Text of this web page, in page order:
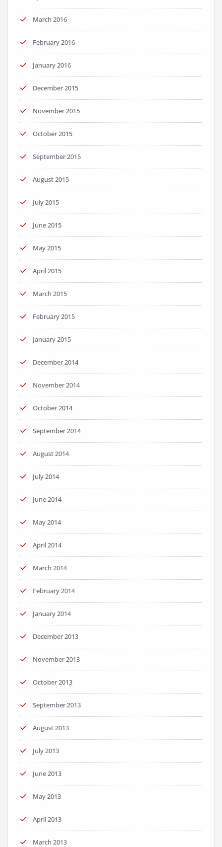
March 2016
February 2016
January 2016
December 2015
November 2015
October 2015
September 2015
August 2015
July 2015
June 2015
May 2015
April 2015
March 2015
February 2015
January 2015
December 2014
November 2014
October 2014
September 2014
August 2014
July 2014
June 2014
May 2014
April 2014
March 2014
February 2014
January 2014
December 2013
November 2013
October 2013
September 2013
August 2013
July 2013
June 2013
May 2013
April 2013
March 2013